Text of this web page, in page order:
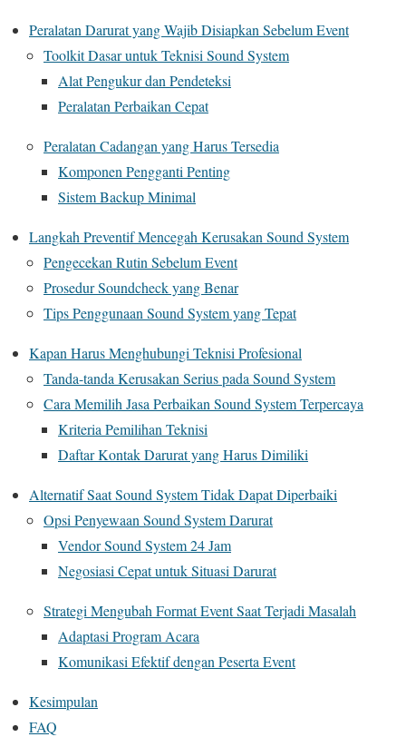
Peralatan Darurat yang Wajib Disiapkan Sebelum Event
Toolkit Dasar untuk Teknisi Sound System
Alat Pengukur dan Pendeteksi
Peralatan Perbaikan Cepat
Peralatan Cadangan yang Harus Tersedia
Komponen Pengganti Penting
Sistem Backup Minimal
Langkah Preventif Mencegah Kerusakan Sound System
Pengecekan Rutin Sebelum Event
Prosedur Soundcheck yang Benar
Tips Penggunaan Sound System yang Tepat
Kapan Harus Menghubungi Teknisi Profesional
Tanda-tanda Kerusakan Serius pada Sound System
Cara Memilih Jasa Perbaikan Sound System Terpercaya
Kriteria Pemilihan Teknisi
Daftar Kontak Darurat yang Harus Dimiliki
Alternatif Saat Sound System Tidak Dapat Diperbaiki
Opsi Penyewaan Sound System Darurat
Vendor Sound System 24 Jam
Negosiasi Cepat untuk Situasi Darurat
Strategi Mengubah Format Event Saat Terjadi Masalah
Adaptasi Program Acara
Komunikasi Efektif dengan Peserta Event
Kesimpulan
FAQ